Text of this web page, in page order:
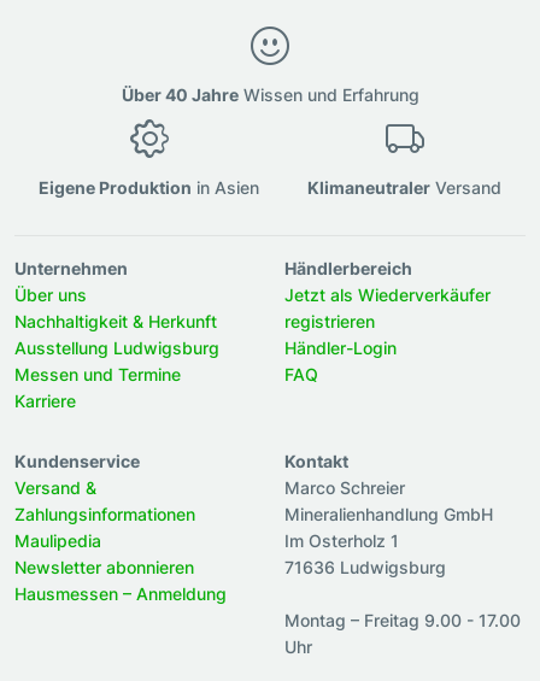
Über 40 JahreWissen und Erfahrung
Eigene Produktion in Asien Klimaneutraler Versand
Unternehmen
Über uns
Nachhaltigkeit & Herkunft
Ausstellung Ludwigsburg
Messen und Termine
Karriere
Händlerbereich
Jetzt als Wiederverkäufer
registrieren
Händler-Login
FAQ
Kundenservice
Versand &
Zahlungsinformationen
Maulipedia
Newsletter abonnieren
Hausmessen – Anmeldung
Kontakt
Marco Schreier
Mineralienhandlung GmbH
Im Osterholz 1
71636 Ludwigsburg
Montag – Freitag 9.00 - 17.00
Uhr